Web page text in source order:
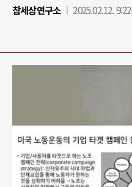
참세상연구소
2025.02.12. 9:22